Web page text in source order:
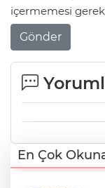
içermemesi
Gönder
En Çok